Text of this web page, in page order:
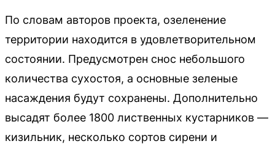
По словам авторов проекта, озеленение
территории находится в удовлетворительном
состоянии. Предусмотрен снос небольшого
количества сухостоя, а основные зеленые
насаждения будут сохранены. Дополнительно
высадят более 1800 лиственных кустарников —
кизильник, несколько сортов сирени и